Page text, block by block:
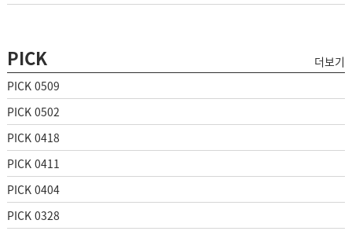
PICK
더보기
PICK 0509
PICK 0502
PICK 0418
PICK 0411
PICK 0404
PICK 0328